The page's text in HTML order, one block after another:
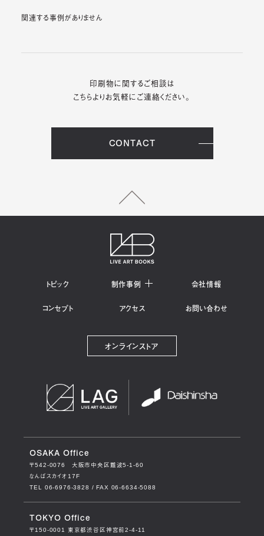
関連する事例がありません
印刷物に関するご相談は
こちらよりお気軽にご連絡ください。
CONTACT
トピック 制作事例 会社情報
コンセプト アクセス お問い合わせ
オンラインストア
OSAKA Office
〒542-0076 大阪市中央区難波5-1-60
なんばスカイオ17F
TEL 06-6976-3828 / FAX 06-6634-5088
TOKYO Office
〒150-0001 東京都渋谷区神宮前2-4-11